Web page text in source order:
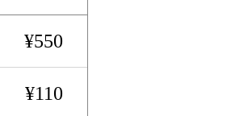
¥550
¥110